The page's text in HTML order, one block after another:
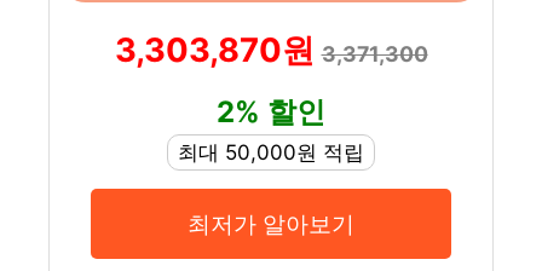
3,303,870원3,371,300
2% 할인
최대 50,000원 적립
최저가 알아보기